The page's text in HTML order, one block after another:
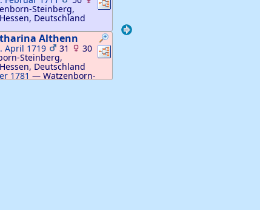
Steinberg,
Deutschland
Verknüpfungen
Verknüpfungen
Althenn
April 1719 31 30
Steinberg,
Deutschland
1781 — Watzenborn-